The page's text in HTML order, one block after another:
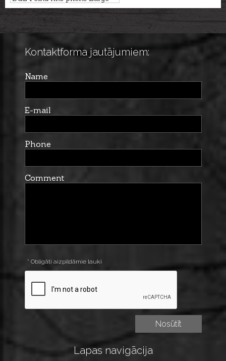
un Medium griliem
Kontaktforma jautājumiem:
Name
E-mail
Phone
Comment
* Obligāti aizpildāmie lauki
Lapas navigācija